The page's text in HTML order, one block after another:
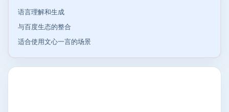
语言理解和生成
与百度生态的整合
适合使用文心一言的场景